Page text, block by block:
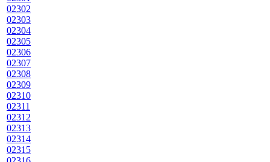
02302
02303
02304
02305
02306
02307
02308
02309
02310
02311
02312
02313
02314
02315